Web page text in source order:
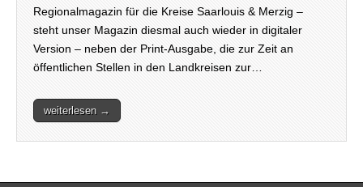
Regionalmagazin für die Kreise Saarlouis & Merzig –
steht unser Magazin diesmal auch wieder in digitaler
Version – neben der Print-Ausgabe, die zur Zeit an
öffentlichen Stellen in den Landkreisen zur…
weiterlesen →